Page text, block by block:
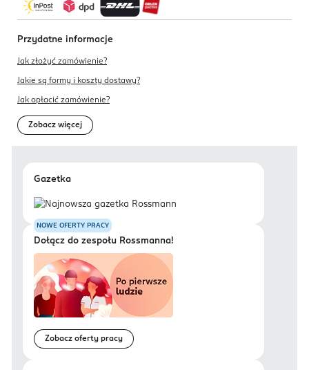
Przydatne informacje
Jak złożyć zamówienie?
Jakie są formy i koszty dostawy?
Jak opłacić zamówienie?
Zobacz więcej
Gazetka
NOWE OFERTY PRACY
Dołącz do zespołu Rossmanna!
Zobacz oferty pracy